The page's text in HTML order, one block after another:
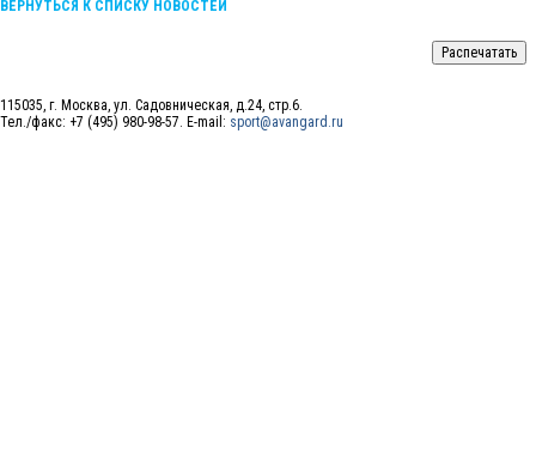
ВЕРНУТЬСЯ К СПИСКУ НОВОСТЕЙ
115035, г. Москва, ул. Садовническая, д.24, стр.6.
Тел./факс: +7 (495) 980-98-57. E-mail: sport@avangard.ru